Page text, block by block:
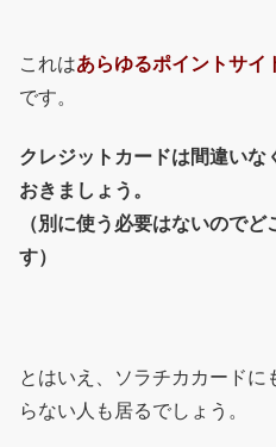
これはあらゆるポイントサイ
です。
クレジットカードは間違いな
おきましょう。
（別に使う必要はないので
す）
とはいえ、ソラチカカードに
らない人も居るでしょう。